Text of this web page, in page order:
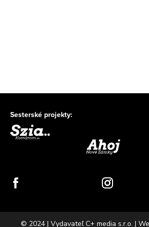
Sesterské projekty:
© 2024 | Vydavateľ C+ media s.r.o. |